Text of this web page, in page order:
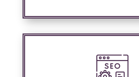
Nous proposons un suivi et